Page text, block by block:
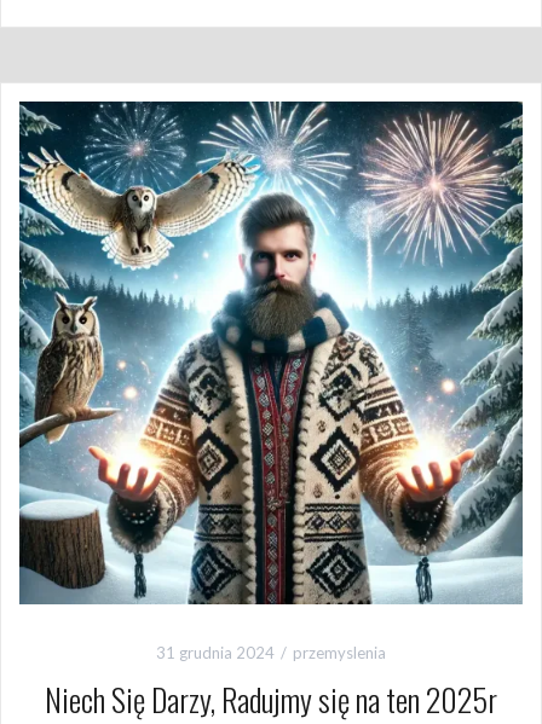
31 grudnia 2024 przemyslenia
Niech Się Darzy, Radujmy się na ten 2025r